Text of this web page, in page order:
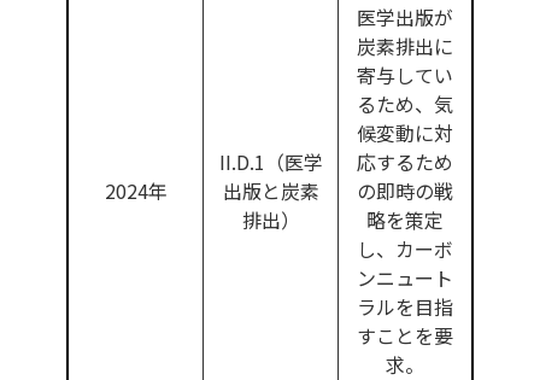
2024年
II.D.1（医学
出版と炭素
排出）
医学出版が
炭素排出に
寄与してい
るため、気
候変動に対
応するため
の即時の戦
略を策定
し、カーボ
ンニュート
ラルを目指
すことを要
求。